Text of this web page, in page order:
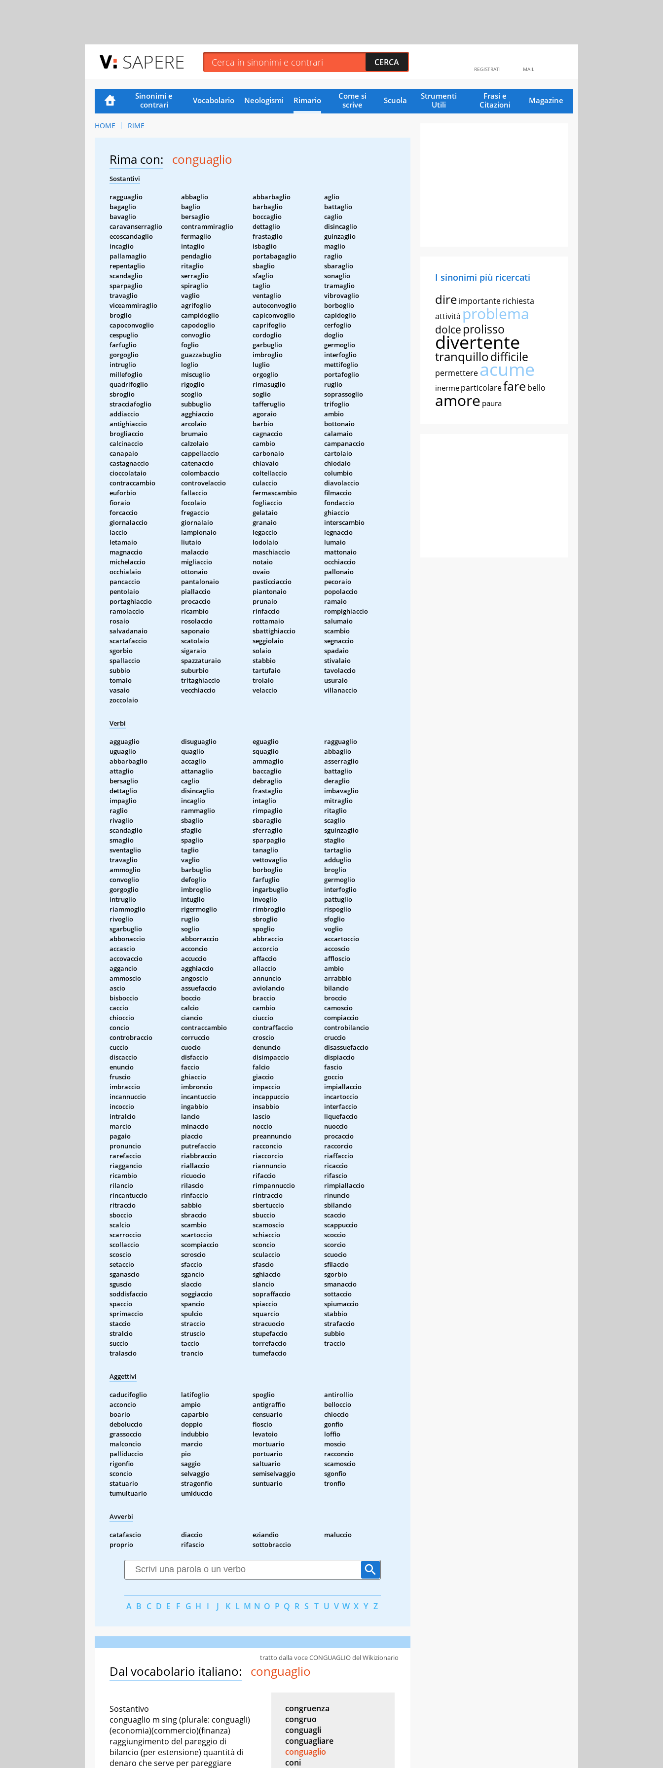
SAPERE MAIL
REGISTRATI
Sinonimi e
contrari
Vocabolario Neologismi Rimario
Come si
scrive
Scuola
Strumenti
Utili
Frasi e
Citazioni
Magazine
HOME RIME
Rima con: conguaglio
Sostantivi
ragguaglio abbaglio abbarbaglio
aglio
bagaglio
baglio barbaglio
battaglio
bavaglio
bersaglio boccaglio
caglio
caravanserraglio
contrammiraglio dettaglio
disincaglio
ecoscandaglio
fermaglio frastaglio
guinzaglio
incaglio
intaglio isbaglio
maglio
pallamaglio
pendaglio portabagaglio
raglio
repentaglio
ritaglio sbaglio
sbaraglio
scandaglio
serraglio sfaglio
sonaglio
sparpaglio
spiraglio taglio
tramaglio
travaglio
vaglio ventaglio
vibrovaglio
viceammiraglio
agrifoglio autoconvoglio
borboglio
broglio
campidoglio capiconvoglio
capidoglio
capoconvoglio
capodoglio caprifoglio
cerfoglio
cespuglio
convoglio cordoglio
doglio
farfuglio
foglio garbuglio
germoglio
gorgoglio
guazzabuglio imbroglio
interfoglio
intruglio
loglio luglio
mettifoglio
millefoglio
miscuglio orgoglio
portafoglio
quadrifoglio
rigoglio rimasuglio
ruglio
sbroglio
scoglio soglio
soprassoglio
stracciafoglio
subbuglio tafferuglio
trifoglio
addiaccio
agghiaccio agoraio
ambio
antighiaccio
arcolaio barbio
bottonaio
brogliaccio
brumaio cagnaccio
calamaio
calcinaccio
calzolaio cambio
campanaccio
canapaio
cappellaccio carbonaio
cartolaio
castagnaccio
catenaccio chiavaio
chiodaio
cioccolataio
colombaccio coltellaccio
columbio
contraccambio
controvelaccio culaccio
diavolaccio
euforbio
fallaccio fermascambio
filmaccio
fioraio
focolaio fogliaccio
fondaccio
forcaccio
fregaccio gelataio
ghiaccio
giornalaccio
giornalaio granaio
interscambio
laccio
lampionaio legaccio
legnaccio
letamaio
liutaio lodolaio
lumaio
magnaccio
malaccio maschiaccio
mattonaio
michelaccio
migliaccio notaio
occhiaccio
occhialaio
ottonaio ovaio
pallonaio
pancaccio
pantalonaio pasticciaccio
pecoraio
pentolaio
piallaccio piantonaio
popolaccio
portaghiaccio
procaccio prunaio
ramaio
ramolaccio
ricambio rinfaccio
rompighiaccio
rosaio
rosolaccio rottamaio
salumaio
salvadanaio
saponaio sbattighiaccio
scambio
scartafaccio
scatolaio seggiolaio
segnaccio
sgorbio
sigaraio solaio
spadaio
spallaccio
spazzaturaio stabbio
stivalaio
subbio
suburbio tartufaio
tavolaccio
tomaio
tritaghiaccio troiaio
usuraio
vasaio
vecchiaccio velaccio
villanaccio
zoccolaio
Verbi
agguaglio disuguaglio eguaglio
ragguaglio
uguaglio
quaglio squaglio
abbaglio
abbarbaglio
accaglio ammaglio
asserraglio
attaglio
attanaglio baccaglio
battaglio
bersaglio
caglio debraglio
deraglio
dettaglio
disincaglio frastaglio
imbavaglio
impaglio
incaglio intaglio
mitraglio
raglio
rammaglio rimpaglio
ritaglio
rivaglio
sbaglio sbaraglio
scaglio
scandaglio
sfaglio sferraglio
sguinzaglio
smaglio
spaglio sparpaglio
staglio
sventaglio
taglio tanaglio
tartaglio
travaglio
vaglio vettovaglio
adduglio
ammoglio
barbuglio borboglio
broglio
convoglio
defoglio farfuglio
germoglio
gorgoglio
imbroglio ingarbuglio
interfoglio
intruglio
intuglio invoglio
pattuglio
riammoglio
rigermoglio rimbroglio
rispoglio
rivoglio
ruglio sbroglio
sfoglio
sgarbuglio
soglio spoglio
voglio
abbonaccio
abborraccio abbraccio
accartoccio
accascio
acconcio accorcio
accoscio
accovaccio
accuccio affaccio
affloscio
aggancio
agghiaccio allaccio
ambio
ammoscio
angoscio annuncio
arrabbio
ascio
assuefaccio aviolancio
bilancio
bisboccio
boccio braccio
broccio
caccio
calcio cambio
camoscio
chioccio
ciancio ciuccio
compiaccio
concio
contraccambio contraffaccio
controbilancio
controbraccio
corruccio croscio
cruccio
cuccio
cuocio denuncio
disassuefaccio
discaccio
disfaccio disimpaccio
dispiaccio
enuncio
faccio falcio
fascio
fruscio
ghiaccio giaccio
goccio
imbraccio
imbroncio impaccio
impiallaccio
incannuccio
incantuccio incappuccio
incartoccio
incoccio
ingabbio insabbio
interfaccio
intralcio
lancio lascio
liquefaccio
marcio
minaccio noccio
nuoccio
pagaio
piaccio preannuncio
procaccio
pronuncio
putrefaccio racconcio
raccorcio
rarefaccio
riabbraccio riaccorcio
riaffaccio
riaggancio
riallaccio riannuncio
ricaccio
ricambio
ricuocio rifaccio
rifascio
rilancio
rilascio rimpannuccio
rimpiallaccio
rincantuccio
rinfaccio rintraccio
rinuncio
ritraccio
sabbio sbertuccio
sbilancio
sboccio
sbraccio sbuccio
scaccio
scalcio
scambio scamoscio
scappuccio
scarroccio
scartoccio schiaccio
scoccio
scollaccio
scompiaccio sconcio
scorcio
scoscio
scroscio sculaccio
scuocio
setaccio
sfaccio sfascio
sfilaccio
sganascio
sgancio sghiaccio
sgorbio
sguscio
slaccio slancio
smanaccio
soddisfaccio
soggiaccio sopraffaccio
sottaccio
spaccio
spancio spiaccio
spiumaccio
sprimaccio
spulcio squarcio
stabbio
staccio
straccio stracuocio
strafaccio
stralcio
struscio stupefaccio
subbio
succio
taccio torrefaccio
traccio
tralascio
trancio tumefaccio
Aggettivi
caducifoglio latifoglio spoglio
antirollio
acconcio
ampio antigraffio
belloccio
boario
caparbio censuario
chioccio
deboluccio
doppio floscio
gonfio
grassoccio
indubbio levatoio
loffio
malconcio
marcio mortuario
moscio
palliduccio
pio portuario
racconcio
rigonfio
saggio saltuario
scamoscio
sconcio
selvaggio semiselvaggio
sgonfio
statuario
stragonfio suntuario
tronfio
tumultuario
umiduccio
Avverbi
catafascio diaccio eziandio
maluccio
proprio
rifascio sottobraccio
A B C D E F G H I J K L M N O P Q R S T U V W X Y Z
Dal vocabolario italiano: conguaglio
tratto dalla voce CONGUAGLIO del Wikizionario
Sostantivo
conguaglio m sing (plurale: conguagli)
(economia)(commercio)(finanza)
raggiungimento del pareggio di
bilancio (per estensione) quantità di
denaro che serve per pareggiare
congruenza
congruo
conguagli
conguagliare
conguaglio
coni
I sinonimi più ricercati
direimportanterichiesta
attività problema
dolce prolisso
divertente
tranquillodifficile
permettereacume
inerme particolarefare bello
amore paura